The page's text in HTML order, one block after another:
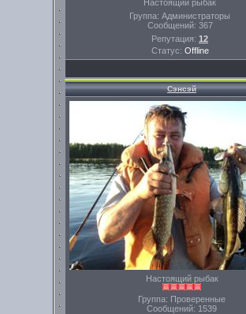
Настоящий рыбак
Группа: Администраторы
Сообщений: 367
Репутация: 12
Статус: Offline
Сэнсэй
Настоящий рыбак
Группа: Проверенные
Сообщений: 1539